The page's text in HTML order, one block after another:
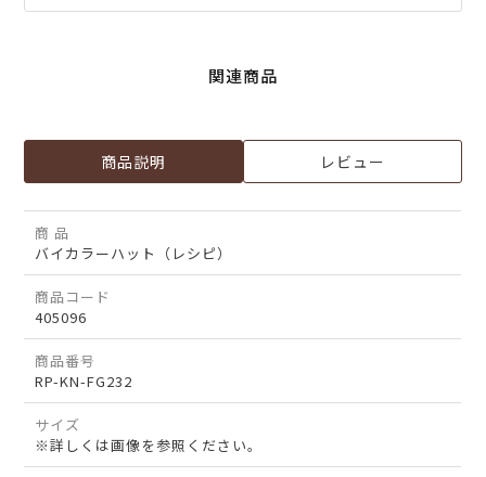
関連商品
商品説明 レビュー
商 品
バイカラーハット（レシピ）
商品コード
405096
商品番号
RP-KN-FG232
サイズ
※詳しくは画像を参照ください。